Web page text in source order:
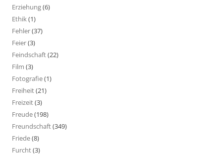
Erziehung(6)
Ethik(1)
Fehler(37)
Feier(3)
Feindschaft(22)
Film (3)
Fotografie(1)
Freiheit(21)
Freizeit(3)
Freude(198)
Freundschaft(349)
Friede(8)
Furcht(3)